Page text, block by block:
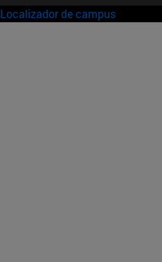
Localizador de campus